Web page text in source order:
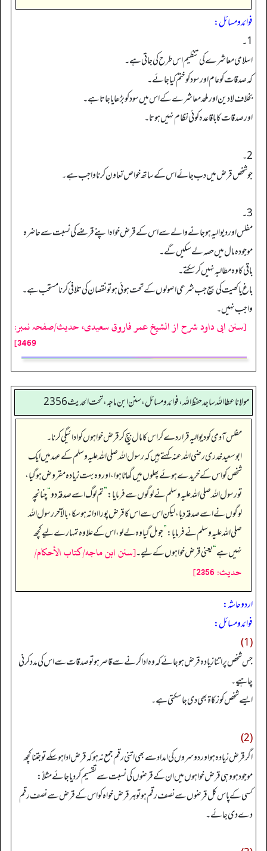
فوائد ومسائل:
1۔
اسلامی معاشرے کی تنظیم اس طرح کی جاتی ہے۔
کہ صدقات کو عام اور سود کو ختم کیا جائے۔
بخلاف لادین اور ملحد معاشرے کے اس میں سود کو بڑھایا جاتا ہے۔
اور صدقات کا باقاعدہ کوئی نظام نہیں ہوتا۔
2۔
جو شخص قرض میں دب جائےاس کے ساتھ خواص تعاون کرنا واجب ہے۔
3۔
مفلس اور دیوالیہ ہوجانے والے سے اس کے قرض خواہ اپنے قرضے کی نسبت سے حاضرہ
موجودہ مال میں حصہ لے سکیں گے۔
باقی کا وہ مطالبہ نہیں کرسکتے۔
باغ یا کھیت کی بیع جب شرعی اصولوں کے تحت ہوئی ہو تو نقصان کی تلافی کرنا مستحب ہے۔
واجب نہیں۔
[سنن ابی داود شرح از الشیخ عمر فاروق سعیدی، حدیث/صفحہ نمبر:
3469]
مولانا عطا الله ساجد حفظ الله، فوائد و مسائل، سنن ابن ماجه، تحت الحديث2356
مفلس آدمی کو دیوالیہ قرار دے کر اس کا مال بیچ کر قرض خواہوں کو ادائیگی کرنا۔
ابو سعید خدری رضی اللہ عنہ کہتے ہیں کہ رسول اللہ صلی اللہ علیہ وسلم کے عہد میں ایک
شخص کو اس کے خریدے ہوئے پھلوں میں گھاٹا ہوا، اور وہ بہت زیادہ مقروض ہو گیا،
تو رسول اللہ صلی اللہ علیہ وسلم نے لوگوں سے فرمایا:”تم لوگ اسے صدقہ دو“چنانچہ
لوگوں نے اسے صدقہ دیا، لیکن اس سے اس کا قرض پورا ادا نہ ہو سکا، بالآخر رسول اللہ
صلی اللہ علیہ وسلم نے فرمایا:”جو مل گیا وہ لے لو، اس کے علاوہ تمہارے لیے کچھ
نہیں ہے“یعنی قرض خواہوں کے لیے۔[سنن ابن ماجه/كتاب الأحكام/
حدیث: 2356]
اردو حاشہ:
فوائد و مسائل:
(1)
جس شخص پر اتنا زیادہ قرض ہو جائے کہ وہ ادا کرنے سے قاصر ہو تو صدقات سے اس کی مدد کرنی
چاہیے۔
ایسے شخص کو زکاۃ بھی دی جا سکتی ہے۔
(2)
اگر قرض زیادہ ہو اور دوسروں کی امداد سے بھی اتنی رقم جمع نہ ہو کہ قرض ادا ہو سکے تو جتنا کچھ
موجود ہو وہی قرض خواہوں میں ان کے قرضوں کی نسبت سے تقسیم کر دیا جائے مثلاً:
کسی کے پاس کل قرضوں سے نصف رقم ہو تو ہر قرض خواہ کو اس کے قرض سے نصف رقم
دے دی جائے۔